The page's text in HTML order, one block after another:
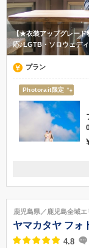
【★衣装アップグレード
応♪LGTB・ソロウェデ
プラン
Photorait限定
鹿児島県鹿児島市西
099-219-3531
鹿児島県／鹿児島全域エ
ヤマカタヤ フォ
4.8